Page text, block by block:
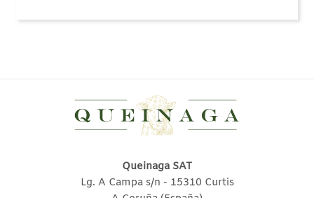
Queinaga SAT
Lg. A Campa s/n - 15310 Curtis